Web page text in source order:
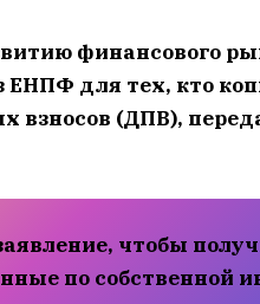
финансового
для тех, кто
взносов (ДПВ),
чтобы
по собственной